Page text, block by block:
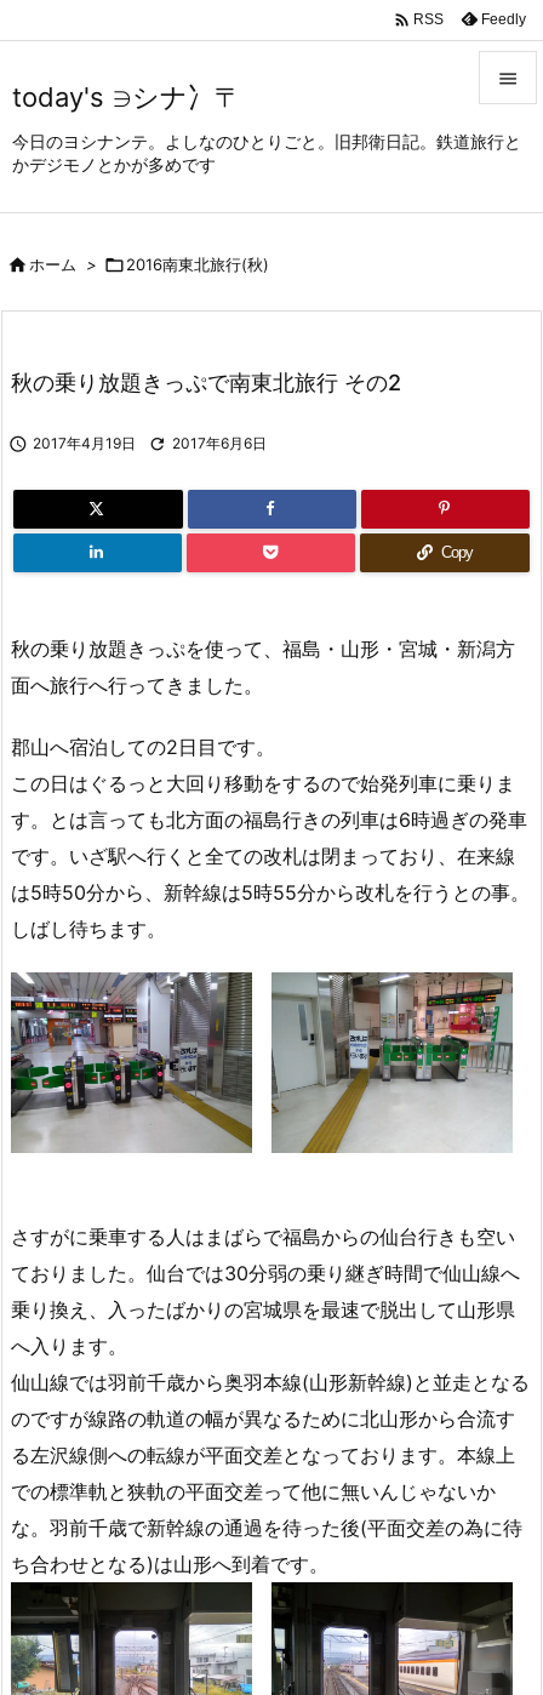
today's ∋シナ冫〒
今日のヨシナンテ。よしなのひとりごと。旧邦衛日記。鉄道旅行と
かデジモノとかが多めです


メニュ
サイド

 RSS Feedly
ホーム > 2016南東北旅行(秋)
秋の乗り放題きっぷで南東北旅行 その2
 2017年4月19日  2017年6月6日
Copy
秋の乗り放題きっぷを使って、福島・山形・宮城・新潟方
面へ旅行へ行ってきました。
郡山へ宿泊しての2日目です。
この日はぐるっと大回り移動をするので始発列車に乗りま
す。とは言っても北方面の福島行きの列車は6時過ぎの発車
です。いざ駅へ行くと全ての改札は閉まっており、在来線
は5時50分から、新幹線は5時55分から改札を行うとの事。
しばし待ちます。
さすがに乗車する人はまばらで福島からの仙台行きも空い
ておりました。仙台では30分弱の乗り継ぎ時間で仙山線へ
乗り換え、入ったばかりの宮城県を最速で脱出して山形県
へ入ります。
仙山線では羽前千歳から奥羽本線(山形新幹線)と並走となる
のですが線路の軌道の幅が異なるために北山形から合流す
る左沢線側への転線が平面交差となっております。本線上
での標準軌と狭軌の平面交差って他に無いんじゃないか
な。羽前千歳で新幹線の通過を待った後(平面交差の為に待
ち合わせとなる)は山形へ到着です。